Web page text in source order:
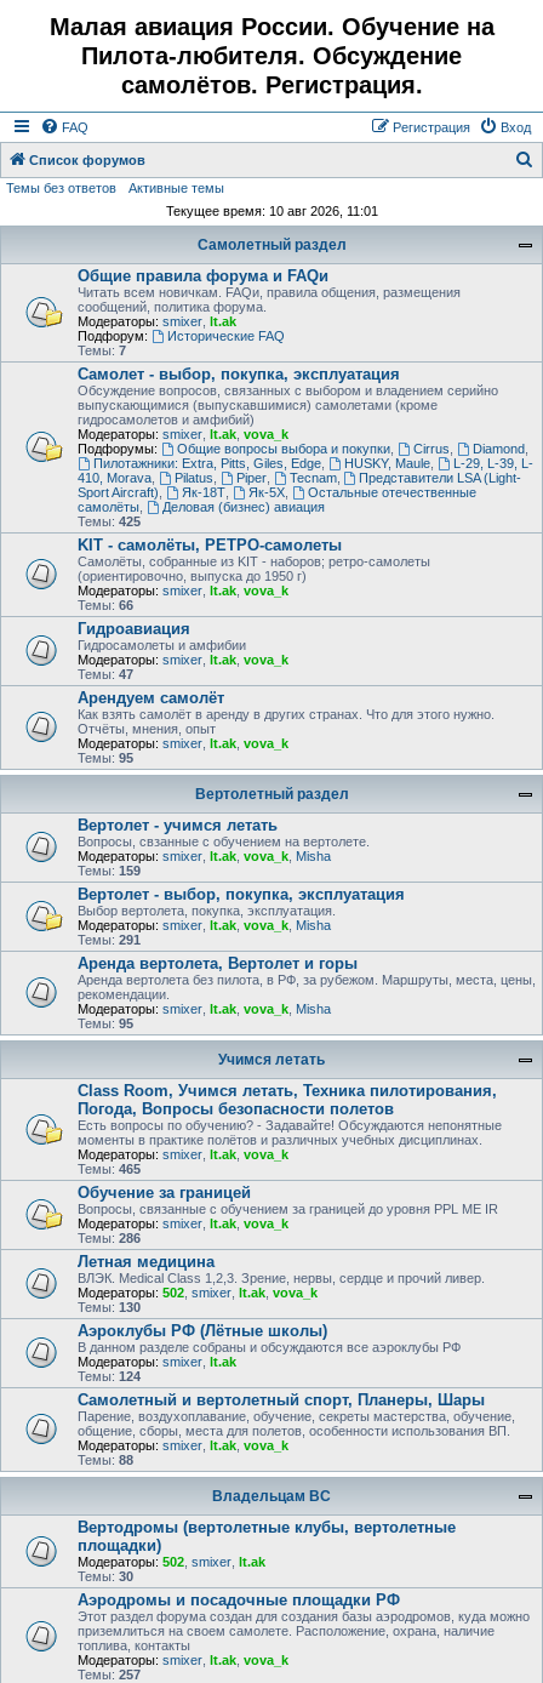
Малая авиация России. Обучение на
Пилота-любителя. Обсуждение
самолётов. Регистрация.
FAQ Вход
Регистрация
Список форумов
Темы без ответов
Активные темы
Текущее время: 10 авг 2026, 11:01
Самолетный раздел
Общие правила форума и FAQи
Читать всем новичкам. FAQи, правила общения, размещения
сообщений, политика форума.
Модераторы: smixer lt.ak
Подфорум:
Исторические FAQ
Темы: 7
Самолет - выбор, покупка, эксплуатация
Обсуждение вопросов, связанных с выбором и владением серийно
выпускающимися (выпускавшимися) самолетами (кроме
гидросамолетов и амфибий)
Модераторы: smixer lt.ak vova_k
Подфорумы:
Общие вопросы выбора и покупки, Cirrus Diamond,
Пилотажники: Extra, Pitts, Giles, Edge, HUSKY, Maule,
L-29, L-39, L-
410, Morava
Pilatus Piper, Tecnam,
Представители LSA (Light-
Sport Aircraft)
Як-18Т, Як-5Х,
Остальные отечественные
самолёты
Деловая (бизнес) авиация
Темы: 425
KIT - самолёты, РЕТРО-самолеты
Самолёты, собранные из KIT - наборов; ретро-самолеты
(ориентировочно, выпуска до 1950 г)
Модераторы: smixer lt.ak vova_k
Темы: 66
Гидроавиация
Гидросамолеты и амфибии
Модераторы: smixer lt.ak vova_k
Темы: 47
Арендуем самолёт
Как взять самолёт в аренду в других странах. Что для этого нужно.
Отчёты, мнения, опыт
Модераторы: smixer lt.ak vova_k
Темы: 95
Вертолетный раздел
Вертолет - учимся летать
Вопросы, свзанные с обучением на вертолете.
Модераторы: smixer lt.ak vova_k Misha
Темы: 159
Вертолет - выбор, покупка, эксплуатация
Выбор вертолета, покупка, эксплуатация.
Модераторы: smixer lt.ak vova_k Misha
Темы: 291
Аренда вертолета, Вертолет и горы
Аренда вертолета без пилота, в РФ, за рубежом. Маршруты, места, цены,
рекомендации.
Модераторы: smixer lt.ak vova_k Misha
Темы: 95
Учимся летать
Class Room, Учимся летать, Техника пилотирования,
Погода, Вопросы безопасности полетов
Есть вопросы по обучению? - Задавайте! Обсуждаются непонятные
моменты в практике полётов и различных учебных дисциплинах.
Модераторы: smixer lt.ak vova_k
Темы: 465
Обучение за границей
Вопросы, связанные с обучением за границей до уровня PPL ME IR
Модераторы: smixer lt.ak vova_k
Темы: 286
Летная медицина
ВЛЭК. Medical Class 1,2,3. Зрение, нервы, сердце и прочий ливер.
Модераторы: 502 smixer lt.ak vova_k
Темы: 130
Аэроклубы РФ (Лётные школы)
В данном разделе собраны и обсуждаются все аэроклубы РФ
Модераторы: smixer lt.ak
Темы: 124
Самолетный и вертолетный спорт, Планеры, Шары
Парение, воздухоплавание, обучение, секреты мастерства, обучение,
общение, сборы, места для полетов, особенности использования ВП.
Модераторы: smixer lt.ak vova_k
Темы: 88
Владельцам ВС
Вертодромы (вертолетные клубы, вертолетные
площадки)
Модераторы: 502 smixer lt.ak
Темы: 30
Аэродромы и посадочные площадки РФ
Этот раздел форума создан для создания базы аэродромов, куда можно
приземлиться на своем самолете. Расположение, охрана, наличие
топлива, контакты
Модераторы: smixer lt.ak vova_k
Темы: 257